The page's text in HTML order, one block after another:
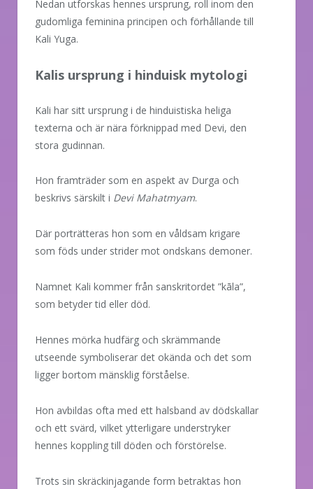
Nedan utforskas hennes ursprung, roll inom den
gudomliga feminina principen och förhållande till
Kali Yuga.
Kalis ursprung i hinduisk mytologi
Kali har sitt ursprung i de hinduistiska heliga
texterna och är nära förknippad med Devi, den
stora gudinnan.
Hon framträder som en aspekt av Durga och
beskrivs särskilt i Devi Mahatmyam.
Där porträtteras hon som en våldsam krigare
som föds under strider mot ondskans demoner.
Namnet Kali kommer från sanskritordet ”kāla”,
som betyder tid eller död.
Hennes mörka hudfärg och skrämmande
utseende symboliserar det okända och det som
ligger bortom mänsklig förståelse.
Hon avbildas ofta med ett halsband av dödskallar
och ett svärd, vilket ytterligare understryker
hennes koppling till döden och förstörelse.
Trots sin skräckinjagande form betraktas hon